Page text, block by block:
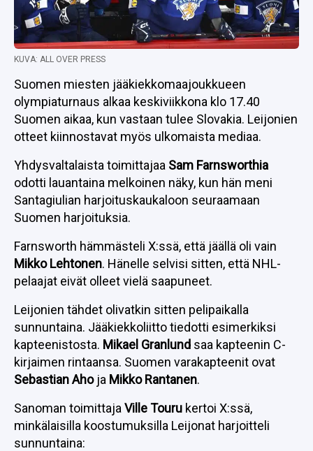
KUVA: ALL OVER PRESS
Suomen miesten jääkiekkomaajoukkueen
olympiaturnaus alkaa keskiviikkona klo 17.40
Suomen aikaa, kun vastaan tulee Slovakia. Leijonien
otteet kiinnostavat myös ulkomaista mediaa.
Yhdysvaltalaista toimittajaa Sam Farnsworthia
odotti lauantaina melkoinen näky, kun hän meni
Santagiulian harjoituskaukaloon seuraamaan
Suomen harjoituksia.
Farnsworth hämmästeli X:ssä, että jäällä oli vain
Mikko Lehtonen. Hänelle selvisi sitten, että NHL-
pelaajat eivät olleet vielä saapuneet.
Leijonien tähdet olivatkin sitten pelipaikalla
sunnuntaina. Jääkiekkoliitto tiedotti esimerkiksi
kapteenistosta. Mikael Granlund saa kapteenin C-
kirjaimen rintaansa. Suomen varakapteenit ovat
Sebastian Ahoja Mikko Rantanen.
Sanoman toimittaja Ville Touru kertoi X:ssä,
minkälaisilla koostumuksilla Leijonat harjoitteli
sunnuntaina: